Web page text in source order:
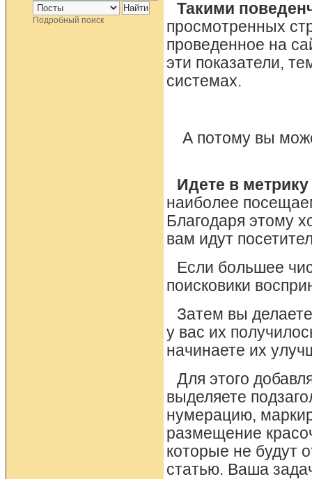
Подробный поиск
Такими
просмотренных
проведенное на
эти показатели,
системах.
А потому вы
Идете в метрику
наиболее
Благодаря этому
вам идут
Если большее
поисковики
Затем вы
у вас их
начинаете их
Для этого
выделяете
нумерацию,
размещение
которые не будут
статью. Ваша